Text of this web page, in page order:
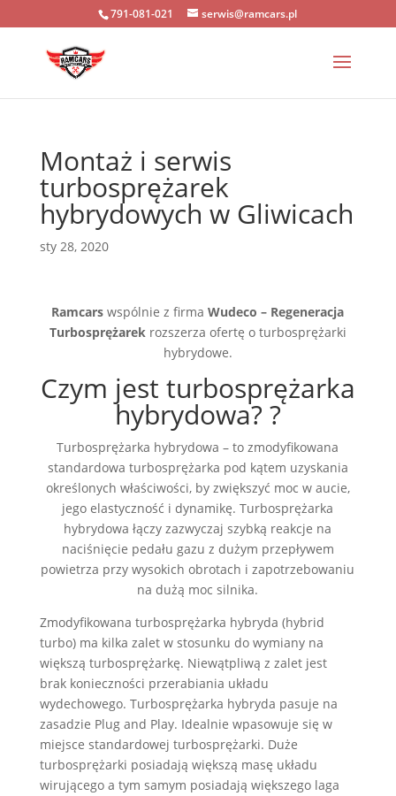
791-081-021 serwis@ramcars.pl
Montaż i serwis
turbosprężarek
hybrydowych w Gliwicach
sty 28, 2020
Ramcars wspólnie z firmaWudeco – Regeneracja
Turbosprężarekrozszerza ofertę o turbosprężarki
hybrydowe.
Czym jest turbosprężarka
hybrydowa? ?
Turbosprężarka hybrydowa – to zmodyfikowana
standardowa turbosprężarka pod kątem uzyskania
określonych właściwości, by zwiększyć moc w aucie,
jego elastyczność i dynamikę. Turbosprężarka
hybrydowa łączy zazwyczaj szybką reakcje na
naciśnięcie pedału gazu z dużym przepływem
powietrza przy wysokich obrotach i zapotrzebowaniu
na dużą moc silnika.
Zmodyfikowana turbosprężarka hybryda (hybrid
turbo) ma kilka zalet w stosunku do wymiany na
większą turbosprężarkę. Niewątpliwą z zalet jest
brak konieczności przerabiania układu
wydechowego. Turbosprężarka hybryda pasuje na
zasadzie Plug and Play. Idealnie wpasowuje się w
miejsce standardowej turbosprężarki. Duże
turbosprężarki posiadają większą masę układu
wirującego a tym samym posiadają większego laga